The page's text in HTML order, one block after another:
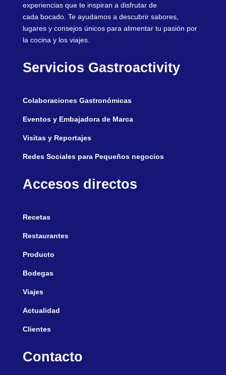
experiencias que te inspiran a disfrutar de
cada bocado. Te ayudamos a descubrir sabores,
lugares y consejos únicos para alimentar tu pasión por
la cocina y los viajes.
Servicios Gastroactivity
Colaboraciones Gastronómicas
Eventos y Embajadora de Marca
Visitas y Reportajes
Redes Sociales para Pequeños negocios
Accesos directos
Recetas
Restaurantes
Producto
Bodegas
Viajes
Actualidad
Clientes
Contacto